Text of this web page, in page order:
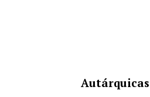
Autárquicas